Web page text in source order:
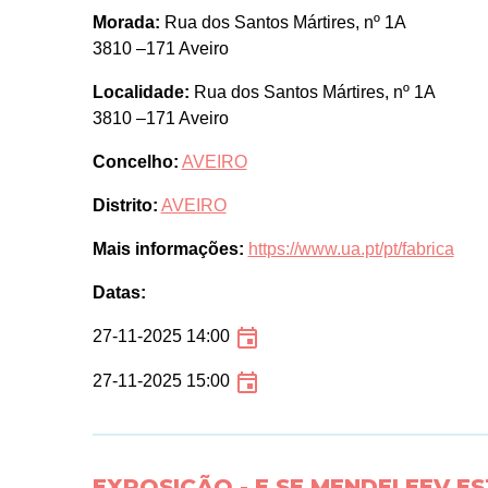
Morada: Rua dos Santos Mártires, nº 1A
3810 –171 Aveiro
Localidade: Rua dos Santos Mártires, nº 1A
3810 –171 Aveiro
Concelho: AVEIRO
Distrito: AVEIRO
Mais informações: https://www.ua.pt/pt/fabrica
Datas:
27-11-2025 14:00
27-11-2025 15:00